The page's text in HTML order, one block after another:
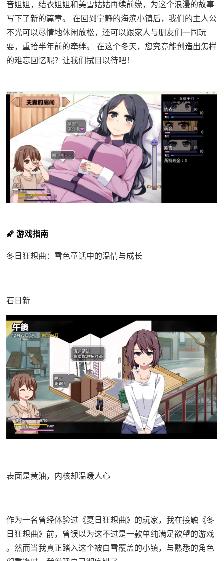
音姐姐，结衣姐姐和美雪姑姑再续前缘，为这个浪漫的故事
写下了新的篇章。 在回到宁静的海滨小镇后，我们的主人公
不光可以尽情地休闲放松，还可以跟家人与朋友们一同玩
耍，重拾半年前的牵绊。 在这个冬天，您究竟能创造出怎样
的难忘回忆呢？让我们拭目以待吧！
🌠 游戏指南
冬日狂想曲：雪色童话中的温情与成长
石日新
表面是黄油，内核却温暖人心
作为一名曾经体验过《夏日狂想曲》的玩家，我在接触《冬
日狂想曲》前，曾误以为这不过是一款​​单纯满足欲望的游戏​​
。然而当我真正踏入这个被白雪覆盖的小镇，与熟悉的角色